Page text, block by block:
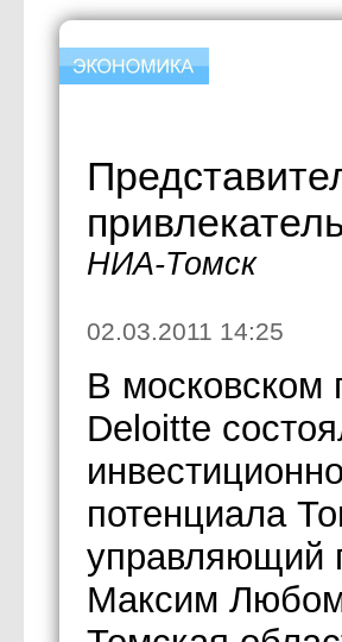
НИА-Томск
02.03.2011 14:25
В московском
Deloitte
потенциала
управляющий
Максим